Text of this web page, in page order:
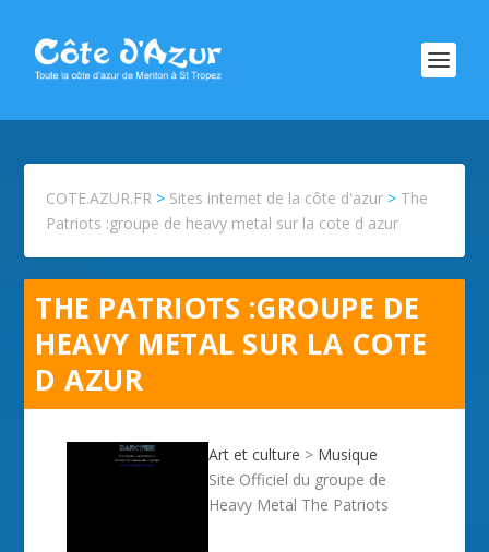
COTE.AZUR.FR > Sites internet de la côte d'azur > The
Patriots :groupe de heavy metal sur la cote d azur
THE PATRIOTS :GROUPE DE
HEAVY METAL SUR LA COTE
D AZUR
Art et culture > Musique
Site Officiel du groupe de
Heavy Metal The Patriots